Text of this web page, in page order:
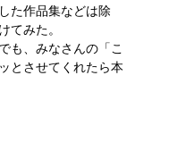
た作品集などは除
てみた。
も、みなさんの「こ
とさせてくれたら本